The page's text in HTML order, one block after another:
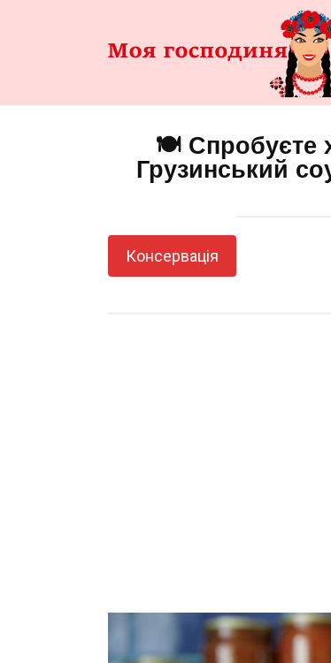
🍽️ Спробуєте
Грузинський
Консервація